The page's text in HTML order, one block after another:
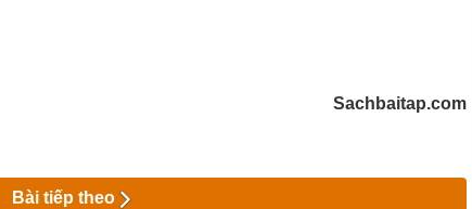
Sachbaitap.com
Bài tiếp theo